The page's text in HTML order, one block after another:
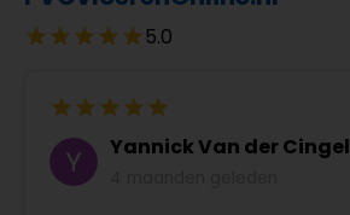
5.0
Yannick Van der Cingel